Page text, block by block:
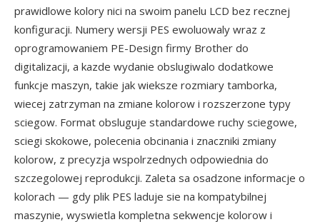
prawidlowe kolory nici na swoim panelu LCD bez recznej
konfiguracji. Numery wersji PES ewoluowaly wraz z
oprogramowaniem PE-Design firmy Brother do
digitalizacji, a kazde wydanie obslugiwalo dodatkowe
funkcje maszyn, takie jak wieksze rozmiary tamborka,
wiecej zatrzyman na zmiane kolorow i rozszerzone typy
sciegow. Format obsluguje standardowe ruchy sciegowe,
sciegi skokowe, polecenia obcinania i znaczniki zmiany
kolorow, z precyzja wspolrzednych odpowiednia do
szczegolowej reprodukcji. Zaleta sa osadzone informacje o
kolorach — gdy plik PES laduje sie na kompatybilnej
maszynie, wyswietla kompletna sekwencje kolorow i